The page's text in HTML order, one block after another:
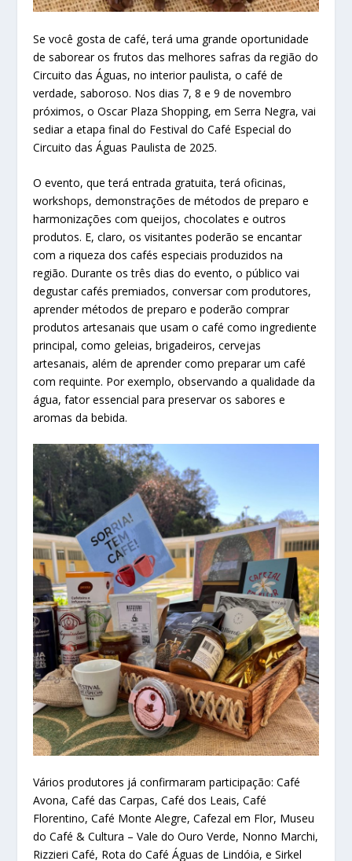
Se você gosta de café, terá uma grande oportunidade
de saborear os frutos das melhores safras da região do
Circuito das Águas, no interior paulista, o café de
verdade, saboroso. Nos dias 7, 8 e 9 de novembro
próximos, o Oscar Plaza Shopping, em Serra Negra, vai
sediar a etapa final do Festival do Café Especial do
Circuito das Águas Paulista de 2025.
O evento, que terá entrada gratuita, terá oficinas,
workshops, demonstrações de métodos de preparo e
harmonizações com queijos, chocolates e outros
produtos. E, claro, os visitantes poderão se encantar
com a riqueza dos cafés especiais produzidos na
região. Durante os três dias do evento, o público vai
degustar cafés premiados, conversar com produtores,
aprender métodos de preparo e poderão comprar
produtos artesanais que usam o café como ingrediente
principal, como geleias, brigadeiros, cervejas
artesanais, além de aprender como preparar um café
com requinte. Por exemplo, observando a qualidade da
água, fator essencial para preservar os sabores e
aromas da bebida.
Vários produtores já confirmaram participação: Café
Avona, Café das Carpas, Café dos Leais, Café
Florentino, Café Monte Alegre, Cafezal em Flor, Museu
do Café & Cultura – Vale do Ouro Verde, Nonno Marchi,
Rizzieri Café, Rota do Café Águas de Lindóia, e Sirkel